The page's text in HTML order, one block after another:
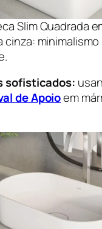
Slim Quadrada
cinza: minimalismo
sofisticados:
de Apoioem